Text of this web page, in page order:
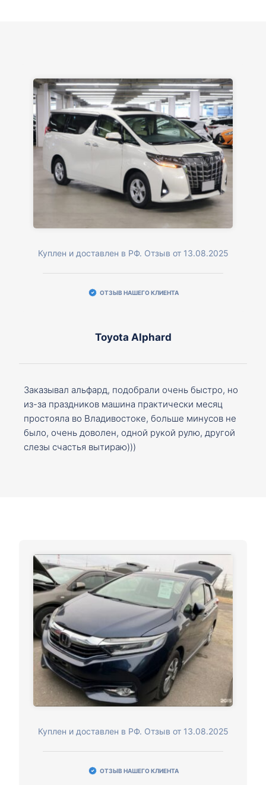
Куплен и доставлен в РФ. Отзыв от 13.08.2025
ОТЗЫВ НАШЕГО КЛИЕНТА
Toyota Alphard
Заказывал альфард, подобрали очень быстро, но
из-за праздников машина практически месяц
простояла во Владивостоке, больше минусов не
было, очень доволен, одной рукой рулю, другой
слезы счастья вытираю)))
Куплен и доставлен в РФ. Отзыв от 13.08.2025
ОТЗЫВ НАШЕГО КЛИЕНТА